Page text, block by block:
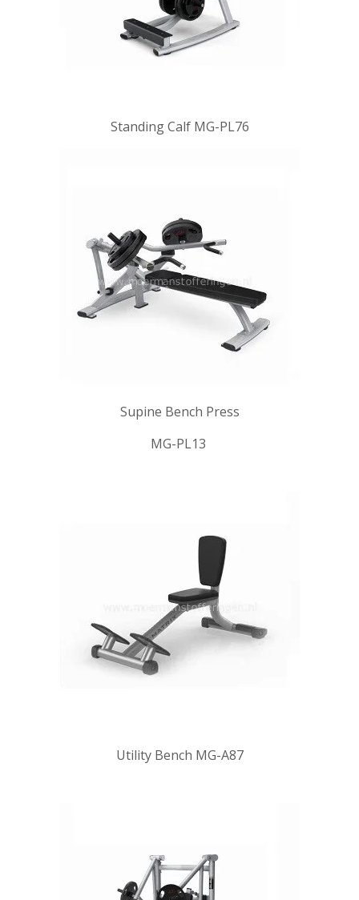
Standing Calf MG-PL76
Supine Bench Press
MG-PL13
Utility Bench MG-A87